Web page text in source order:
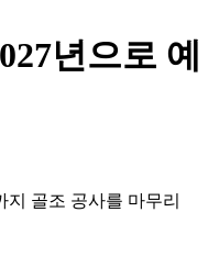
년으로 예
지 골조 공사를 마무리